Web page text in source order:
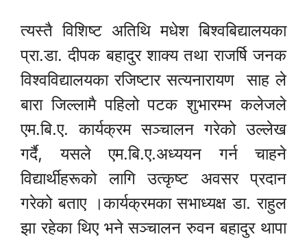
त्यस्तै विशिष्ट अतिथि मधेश बिश्वबिद्यालयका
प्रा.डा. दीपक बहादुर शाक्य तथा राजर्षि जनक
विश्वविद्यालयका रजिष्टार सत्यनारायण साह ले
बारा जिल्लामै पहिलो पटक शुभारम्भ कलेजले
एम.बि.ए. कार्यक्रम सञ्चालन गरेको उल्लेख
गर्दै, यसले एम.बि.ए.अध्ययन गर्न चाहने
विद्यार्थीहरूको लागि उत्कृष्ट अवसर प्रदान
गरेको बताए ।कार्यक्रमका सभाध्यक्ष डा. राहुल
झा रहेका थिए भने सञ्चालन रुवन बहादुर थापा